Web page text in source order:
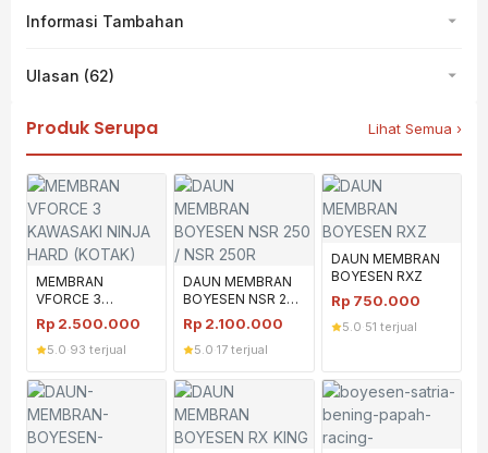
Informasi Tambahan
Ulasan (62)
Produk Serupa Lihat Semua ›
MEMBRAN
VFORCE 3
KAWASAKI NINJA
HARD (KOTAK)
Rp 2.500.000
5.0 93 terjual
DAUN MEMBRAN
BOYESEN NSR 250
/ NSR 250R
Rp 2.100.000
5.0 ·17 terjual
DAUN MEMBRAN
BOYESEN RXZ
Rp 750.000
5.0 51 terjual